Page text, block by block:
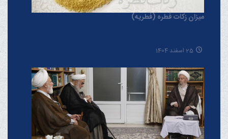
میزان زکات فطره (فطریه)
25 اسفند 1404